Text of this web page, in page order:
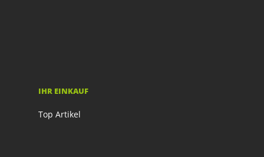
IHR EINKAUF
Top Artikel